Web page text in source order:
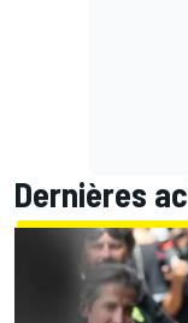
Dernières